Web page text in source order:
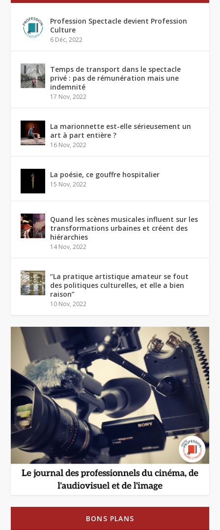
Profession Spectacle devient Profession
Culture
6 Déc, 2022
Temps de transport dans le spectacle
privé : pas de rémunération mais une
indemnité
17 Nov, 2022
La marionnette est-elle sérieusement un
art à part entière ?
16 Nov, 2022
La poésie, ce gouffre hospitalier
15 Nov, 2022
Quand les scènes musicales influent sur les
transformations urbaines et créent des
hiérarchies
14 Nov, 2022
“La pratique artistique amateur se fout
des politiques culturelles, et elle a bien
raison”
10 Nov, 2022
BONS PLANS